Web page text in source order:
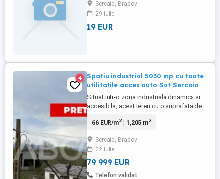
Sercaia, Brasov
29 iulie
19 EUR
4
Spatiu industrial 5030 mp cu toate
utilitatile acces auto Sat Sercaia
Situat intr-o zona industriala dinamica si
accesibila, acest teren cu o suprafata de
dezvoltarea diverselor operatiuni
de facilitati de transport si logistica,
facilitand astfel fluxul eficient de marfuri si
materiale. Terenul ...
66 EUR/m2| 1,205 m2
Sercaia, Brasov
22 iulie
79 999 EUR
Telefon validat